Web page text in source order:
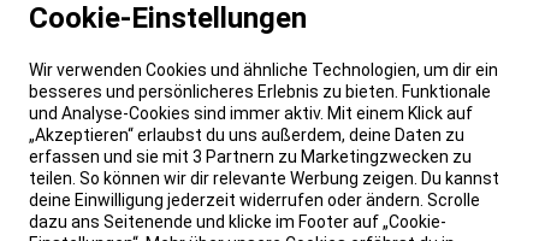
Cookie-Einstellungen
Wir verwenden Cookies und ähnliche Technologien, um dir ein
besseres und persönlicheres Erlebnis zu bieten. Funktionale
und Analyse-Cookies sind immer aktiv. Mit einem Klick auf
„Akzeptieren“ erlaubst du uns außerdem, deine Daten zu
erfassen und sie mit 3 Partnern zu Marketingzwecken zu
teilen. So können wir dir relevante Werbung zeigen. Du kannst
deine Einwilligung jederzeit widerrufen oder ändern. Scrolle
dazu ans Seitenende und klicke im Footer auf „Cookie-